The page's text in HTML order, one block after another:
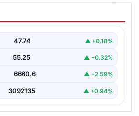
ne zaman
TÜİK mart ayı
47.74 ▲ +0.18%
55.25 ▲ +0.32%
6660.6 ▲ +2.59%
3092135 ▲ +0.94%